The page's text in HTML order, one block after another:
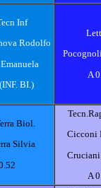
Inf
Rodolfo
BI.)
A
Biol.
Silvia
Cicconi
A